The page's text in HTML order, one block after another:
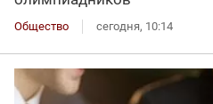
Общество сегодня, 10:14